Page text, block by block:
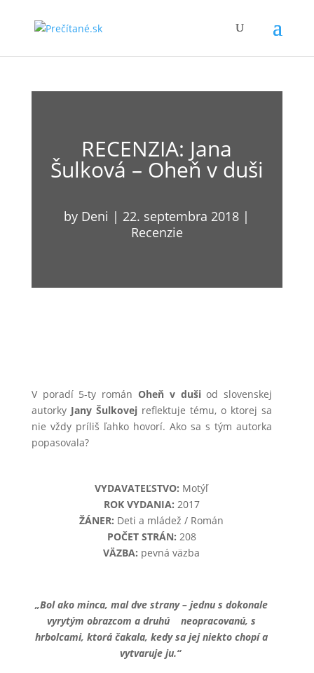
RECENZIA: Jana
Šulková – Oheň v duši
by Deni | 22. septembra 2018 |
Recenzie
V poradí 5-ty román Oheň v dušiod slovenskej
autorky Jany Šulkovejreflektuje tému, o ktorej sa
nie vždy príliš ľahko hovorí. Ako sa s tým autorka
popasovala?
VYDAVATEĽSTVO: Motýľ
ROK VYDANIA: 2017
ŽÁNER: Deti a mládež / Román
POČET STRÁN: 208
VÄZBA: pevná väzba
„Bol ako minca, mal dve strany – jednu s dokonale
vyrytým obrazcom a druhú neopracovanú, s
hrbolcami, ktorá čakala, kedy sa jej niekto chopí a
vytvaruje ju.“